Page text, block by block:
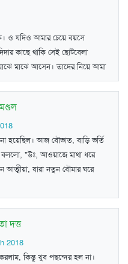
ও যদিও আমার চেয়ে বয়সে
কাছে থাকি সেই ছোটবেলা
মাঝে আসেন। তাদের নিয়ে আমা
হয়েছিল। আজ বৌভাত, বাড়ি ভর্তি
"উঃ, আওয়াজে মাথা ধরে
যারা নতুন বৌমার ঘরে
দত্ত
2018
কিন্তু খুব পছন্দের হল না।